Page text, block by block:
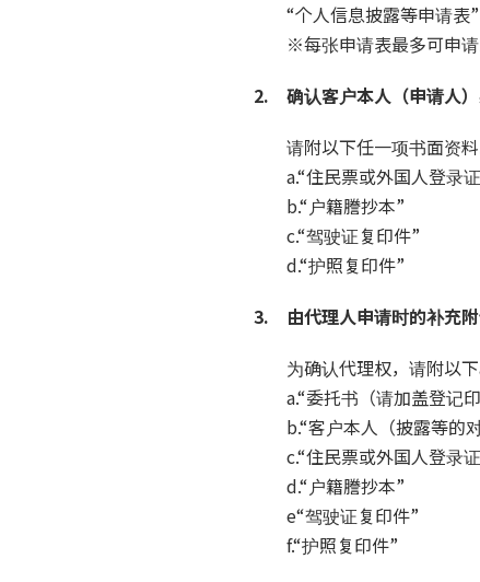
“个人信息披露等申请表”
※每张申请表最多可申请
2. 确认客户本人（申请人
请附以下任一项书面资料
a.“住民票或外国人登录
b.“户籍謄抄本”
c.“驾驶证复印件”
d.“护照复印件”
3. 由代理人申请时的补充
为确认代理权，请附以
a.“委托书（请加盖登记
b.“客户本人（披露等的
c.“住民票或外国人登录
d.“户籍謄抄本”
e“驾驶证复印件”
f.“护照复印件”